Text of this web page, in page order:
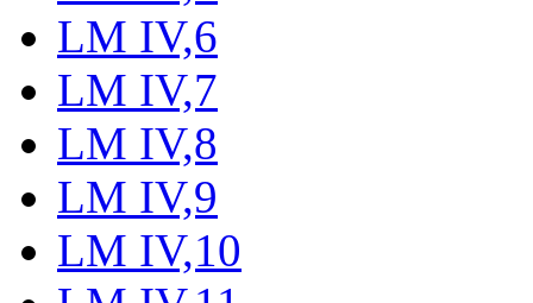
LM IV,6
LM IV,7
LM IV,8
LM IV,9
LM IV,10